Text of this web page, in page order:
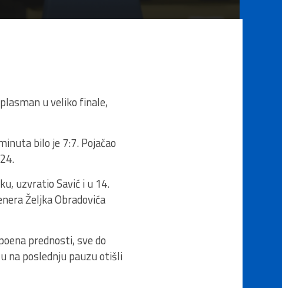
u veliko finale,
bilo je 7:7. Pojačao
uzvratio Savić i u 14.
Željka Obradovića
prednosti, sve do
na poslednju pauzu otišli